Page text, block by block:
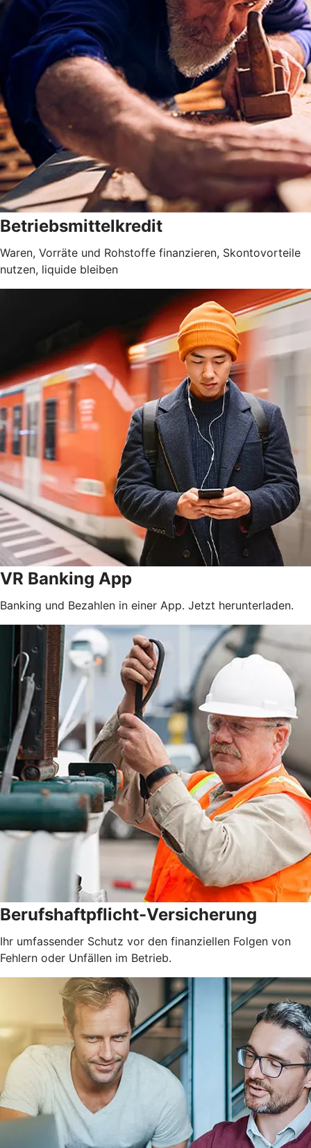
Betriebsmittelkredit
Waren, Vorräte und Rohstoffe finanzieren, Skontovorteile
nutzen, liquide bleiben
VR Banking App
Banking und Bezahlen in einer App. Jetzt herunterladen.
Berufshaftpflicht-Versicherung
Ihr umfassender Schutz vor den finanziellen Folgen von
Fehlern oder Unfällen im Betrieb.